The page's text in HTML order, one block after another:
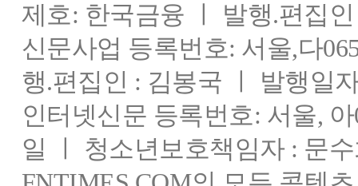
제호: 한국금융 ㅣ 발행.편집
신문사업 등록번호: 서울,다
행.편집인 : 김봉국 ㅣ 발행일
인터넷신문 등록번호: 서울,
일 ㅣ 청소년보호책임자 : 문